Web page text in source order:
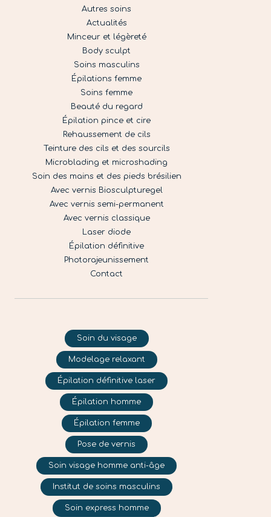
Autres soins
Actualités
Minceur et légèreté
Body sculpt
Soins masculins
Épilations femme
Soins femme
Beauté du regard
Épilation pince et cire
Rehaussement de cils
Teinture des cils et des sourcils
Microblading et microshading
Soin des mains et des pieds brésilien
Avec vernis Biosculpturegel
Avec vernis semi-permanent
Avec vernis classique
Laser diode
Épilation définitive
Photorajeunissement
Contact
Soin du visage
Modelage relaxant
Épilation définitive laser
Épilation homme
Épilation femme
Pose de vernis
Soin visage homme anti-âge
Institut de soins masculins
Soin express homme